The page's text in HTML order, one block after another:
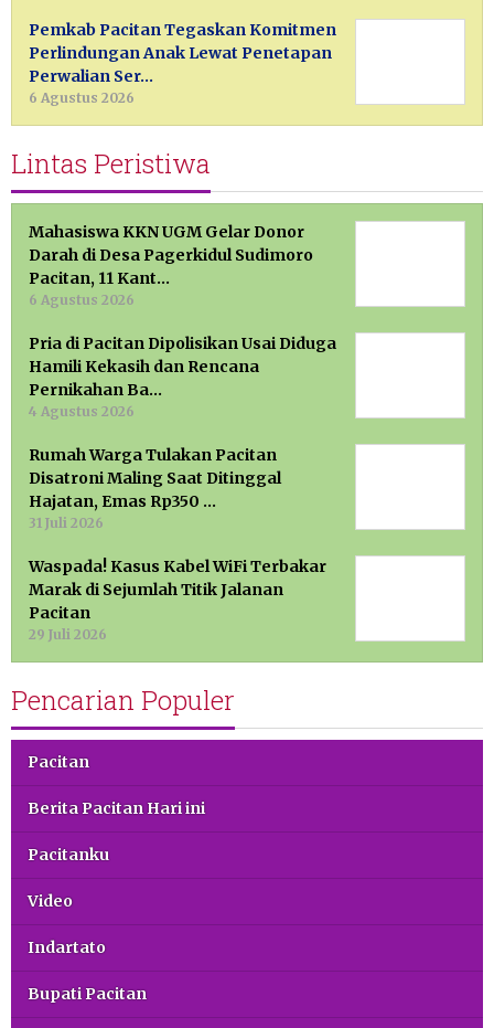
Pemkab Pacitan Tegaskan Komitmen
Perlindungan Anak Lewat Penetapan
Perwalian Ser…
6 Agustus 2026
Lintas Peristiwa
Mahasiswa KKN UGM Gelar Donor
Darah di Desa Pagerkidul Sudimoro
Pacitan, 11 Kant…
6 Agustus 2026
Pria di Pacitan Dipolisikan Usai Diduga
Hamili Kekasih dan Rencana
Pernikahan Ba…
4 Agustus 2026
Rumah Warga Tulakan Pacitan
Disatroni Maling Saat Ditinggal
Hajatan, Emas Rp350 …
31 Juli 2026
Waspada! Kasus Kabel WiFi Terbakar
Marak di Sejumlah Titik Jalanan
Pacitan
29 Juli 2026
Pencarian Populer
Pacitan
Berita Pacitan Hari ini
Pacitanku
Video
Indartato
Bupati Pacitan